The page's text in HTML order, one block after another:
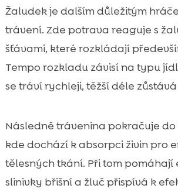
Žaludek je dalším důležitým
trávení. Zde potrava reaguje s
šťávami, které rozkládají
Tempo rozkladu závisí na typu
se tráví rychleji, těžší déle
Následně trávenina pokračuje
kde dochází k absorpci živin pro
tělesných tkání. Při tom pomáhají
slinivky břišní a žluč přispívá k